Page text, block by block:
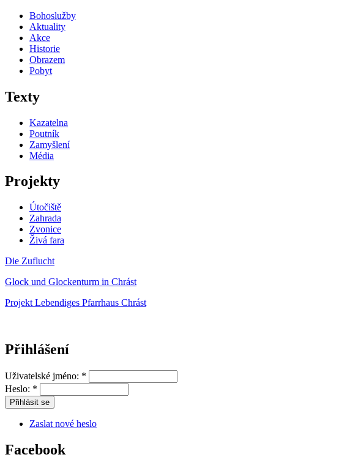
Bohoslužby
Aktuality
Akce
Historie
Obrazem
Pobyt
Texty
Kazatelna
Poutník
Zamyšlení
Média
Projekty
Útočiště
Zahrada
Zvonice
Živá fara
Die Zuflucht
Glock und Glockenturm in Chrást
Projekt Lebendiges Pfarrhaus Chrást
Přihlášení
Uživatelské jméno: *
Heslo: *
Zaslat nové heslo
Facebook